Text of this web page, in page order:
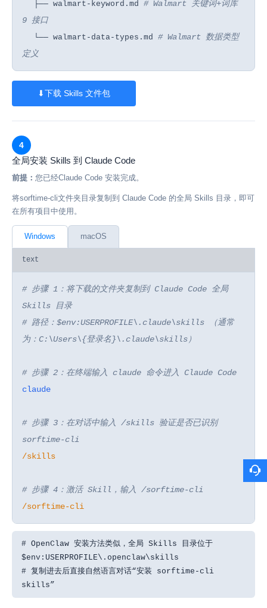
├── walmart-keyword.md # Walmart 关键词+词库
9 接口
└── walmart-data-types.md # Walmart 数据类型
定义
⬇下载 Skills 文件包
4
全局安装 Skills 到 Claude Code
前提： 您已经Claude Code 安装完成。
将sorftime-cli文件夹目录复制到 Claude Code 的全局 Skills 目录，即可
在所有项目中使用。
Windows macOS
text
# 步骤 1：将下载的文件夹复制到 Claude Code 全局
Skills 目录
# 路径：$env:USERPROFILE\.claude\skills （通常
为：C:\Users\{登录名}\.claude\skills）
# 步骤 2：在终端输入 claude 命令进入 Claude Code
claude
# 步骤 3：在对话中输入 /skills 验证是否已识别
sorftime-cli
/skills
# 步骤 4：激活 Skill，输入 /sorftime-cli
/sorftime-cli
# OpenClaw 安装方法类似，全局 Skills 目录位于
$env:USERPROFILE\.openclaw\skills
# 复制进去后直接自然语言对话“安装 sorftime-cli
skills”